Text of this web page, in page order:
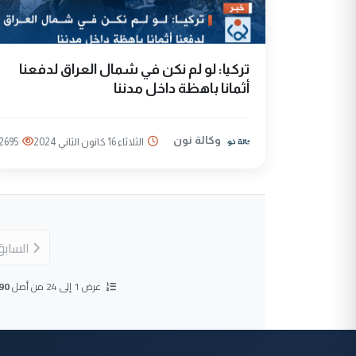
تركيا: لو لم نكن في شمال العراق لدفعنا
أثمانا باهظة داخل مدننا
وكالة نون الثلاثاء 16 كانون الثاني 2024
عرض 1 إلى 24 من أصل